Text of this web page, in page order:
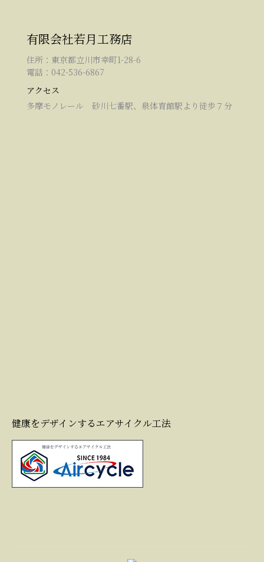
有限会社若月工務店
住所：東京都立川市幸町1-28-6
電話：042-536-6867
アクセス
多摩モノレール 砂川七番駅、泉体育館駅より徒歩７分
健康をデザインするエアサイクル工法